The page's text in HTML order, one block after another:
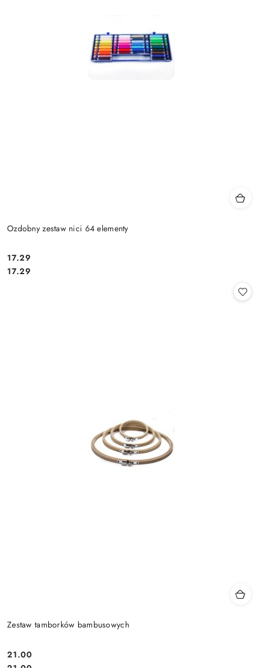
Ozdobny zestaw nici 64 elementy
Cena:
17.29
Cena:
17.29
Zestaw tamborków bambusowych
21.00